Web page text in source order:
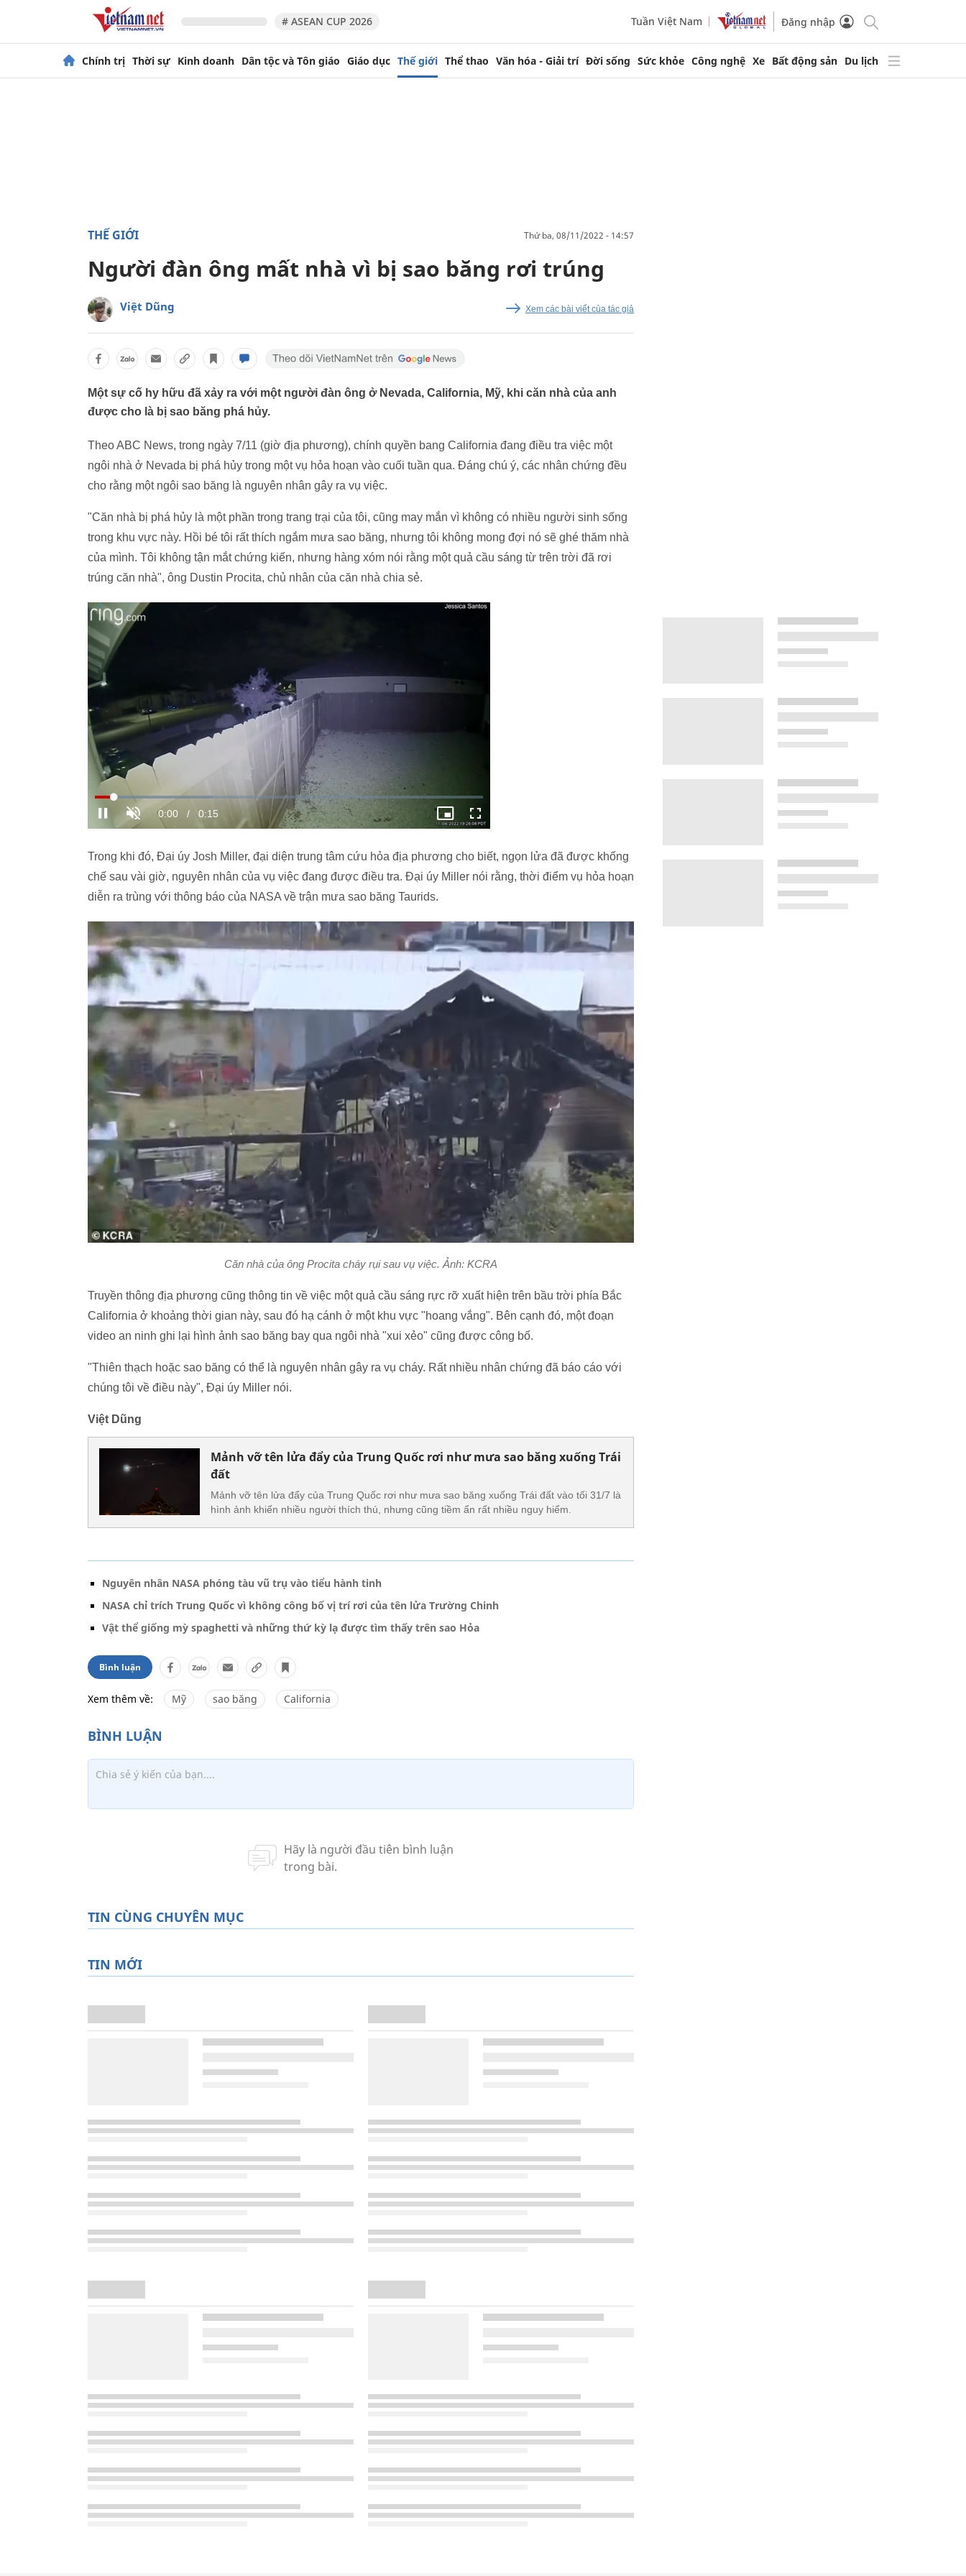
# ASEAN CUP 2026 Tuần Việt Nam Đăng nhập
Chính trị Thời sự Kinh doanh Dân tộc và Tôn giáo Giáo dục Thế giới Thể thao Văn hóa - Giải trí Đời sống Sức khỏe Công nghệ Xe Bất động sản Du lịch
THẾ GIỚI thứ ba, 08/11/2022 - 14:57
Người đàn ông mất nhà vì bị sao băng rơi trúng
Việt Dũng Xem các bài viết của tác giả
Một sự cố hy hữu đã xảy ra với một người đàn ông ở Nevada, California, Mỹ, khi căn nhà của anh
được cho là bị sao băng phá hủy.
Theo ABC News, trong ngày 7/11 (giờ địa phương), chính quyền bang California đang điều tra việc một
ngôi nhà ở Nevada bị phá hủy trong một vụ hỏa hoạn vào cuối tuần qua. Đáng chú ý, các nhân chứng đều
cho rằng một ngôi sao băng là nguyên nhân gây ra vụ việc.
"Căn nhà bị phá hủy là một phần trong trang trại của tôi, cũng may mắn vì không có nhiều người sinh sống
trong khu vực này. Hồi bé tôi rất thích ngắm mưa sao băng, nhưng tôi không mong đợi nó sẽ ghé thăm nhà
của mình. Tôi không tận mắt chứng kiến, nhưng hàng xóm nói rằng một quả cầu sáng từ trên trời đã rơi
trúng căn nhà", ông Dustin Procita, chủ nhân của căn nhà chia sẻ.
Trong khi đó, Đại úy Josh Miller, đại diện trung tâm cứu hỏa địa phương cho biết, ngọn lửa đã được khống
chế sau vài giờ, nguyên nhân của vụ việc đang được điều tra. Đại úy Miller nói rằng, thời điểm vụ hỏa hoạn
diễn ra trùng với thông báo của NASA về trận mưa sao băng Taurids.
Căn nhà của ông Procita cháy rụi sau vụ việc. Ảnh: KCRA
Truyền thông địa phương cũng thông tin về việc một quả cầu sáng rực rỡ xuất hiện trên bầu trời phía Bắc
California ở khoảng thời gian này, sau đó hạ cánh ở một khu vực "hoang vắng". Bên cạnh đó, một đoạn
video an ninh ghi lại hình ảnh sao băng bay qua ngôi nhà "xui xẻo" cũng được công bố.
"Thiên thạch hoặc sao băng có thể là nguyên nhân gây ra vụ cháy. Rất nhiều nhân chứng đã báo cáo với
chúng tôi về điều này", Đại úy Miller nói.
Việt Dũng
Mảnh vỡ tên lửa đẩy của Trung Quốc rơi như mưa sao băng xuống Trái
đất
Mảnh vỡ tên lửa đẩy của Trung Quốc rơi như mưa sao băng xuống Trái đất vào tối 31/7 là
hình ảnh khiến nhiều người thích thú, nhưng cũng tiềm ẩn rất nhiều nguy hiểm.
Nguyên nhân NASA phóng tàu vũ trụ vào tiểu hành tinh
NASA chỉ trích Trung Quốc vì không công bố vị trí rơi của tên lửa Trường Chinh
Vật thể giống mỳ spaghetti và những thứ kỳ lạ được tìm thấy trên sao Hỏa
Bình luận
Xem thêm về: Mỹ sao băng California
TIN CÙNG CHUYÊN MỤC
TIN MỚI